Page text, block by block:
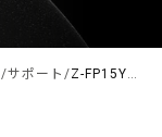
/サポート /Z-FP15YPI-B